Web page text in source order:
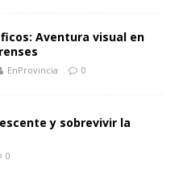
Aventura visual en
EnProvincia 0
y sobrevivir la
0